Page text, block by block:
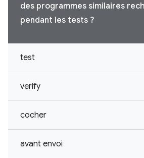
des programmes similaires
pendant les tests ?
test
verify
cocher
avant envoi